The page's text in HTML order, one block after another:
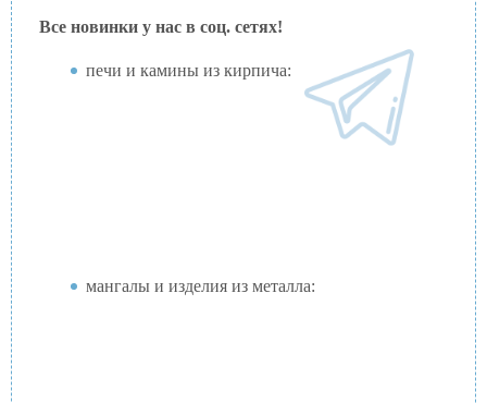
Все новинки у нас в соц. сетях!
печи и камины из кирпича:
мангалы и изделия из металла: